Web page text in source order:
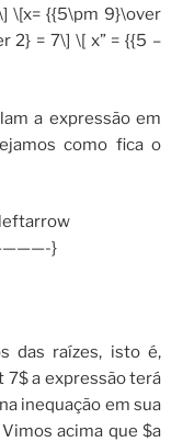
\[x= {{5\pm 9}\over
2} = 7\] \[ x” = {{5 –
a expressão em
como fica o
}
das raízes, isto é,
7$ a expressão terá
inequação em sua
acima que $a